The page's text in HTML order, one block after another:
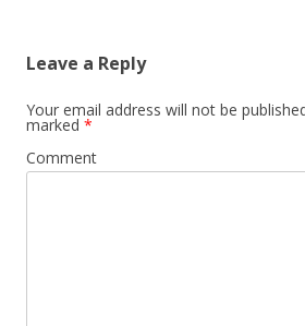
Leave a Reply
Your email address will not be
marked *
Comment